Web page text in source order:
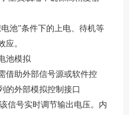
电池”条件下的上电、待机等
应。
池模拟
借助外部信号源或软件控
的外部模拟控制接口
该信号实时调节输出电压。内